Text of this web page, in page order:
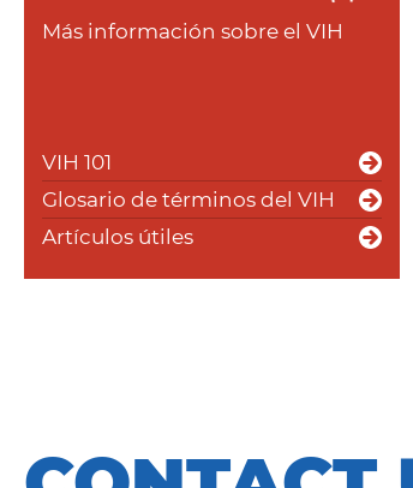
Más información sobre el VIH
VIH 101
Glosario de términos del VIH
Artículos útiles